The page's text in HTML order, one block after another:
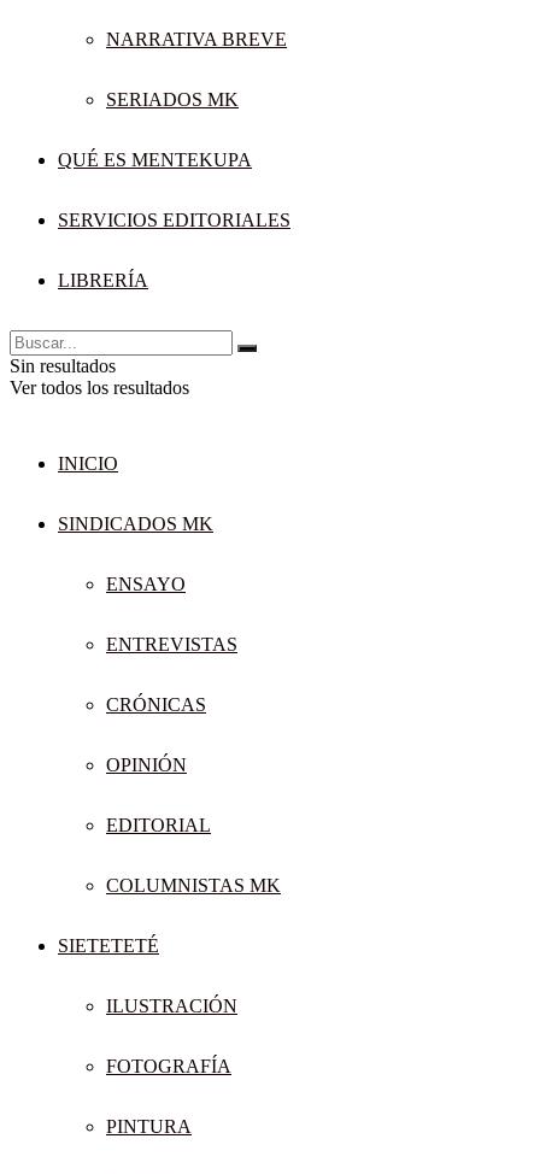
NARRATIVA BREVE
SERIADOS MK
QUÉ ES MENTEKUPA
SERVICIOS EDITORIALES
LIBRERÍA
Sin resultados
Ver todos los resultados
INICIO
SINDICADOS MK
ENSAYO
ENTREVISTAS
CRÓNICAS
OPINIÓN
EDITORIAL
COLUMNISTAS MK
SIETETETÉ
ILUSTRACIÓN
FOTOGRAFÍA
PINTURA